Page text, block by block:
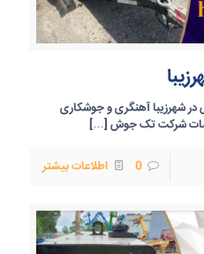
شهرزیبا آهنگری و جوشکاری
شرکت تک جوش […]
0 اطلاعات بیشتر